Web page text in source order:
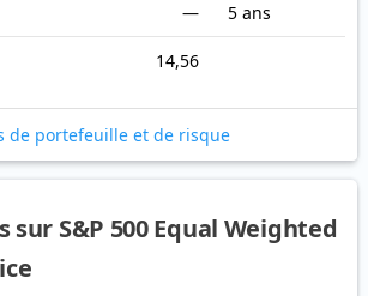
—
5 ans
14,56
de portefeuille et de risque
S&P 500 Equal Weighted